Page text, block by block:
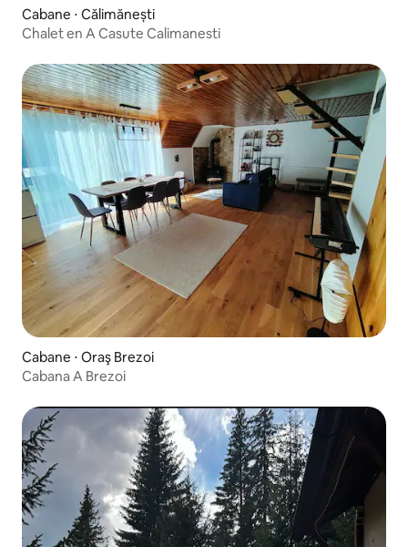
Cabane ⋅ Călimănești
Chalet en A Casute Calimanesti
Cabane ⋅ Oraş Brezoi
Cabana A Brezoi